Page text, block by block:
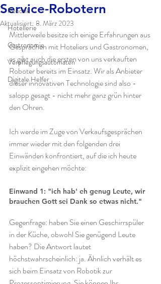
Robotik
Hotellerie
Gastronomie
Verpflegungsautomaten
Digitale Helfer
Service-Robotern
Aktualisiert: 8. März 2023
Mittlerweile besitze ich einige Erfahrungen aus
Gesprächen mit Hoteliers und Gastronomen,
es gibt auch die ersten von uns verkauften
Roboter bereits im Einsatz. Wir als Anbieter
dieser innovativen Technologie sind also -
salopp gesagt - nicht mehr ganz grün hinter
den Ohren.
Ich werde im Zuge von Verkaufsgesprächen
immer wieder mit den folgenden drei
Einwänden konfrontiert, auf die ich heute
explizit eingehen möchte:
Einwand 1: "ich hab' eh genug Leute, wir
brauchen Gott sei Dank so etwas nicht."
Gegenfrage: haben Sie einen Geschirrspüler
in der Küche, obwohl Sie genügend Leute
haben? Die Antwort lautet
höchstwahrscheinlich: ja. Ähnlich verhält es
sich beim Einsatz von Robotik zur